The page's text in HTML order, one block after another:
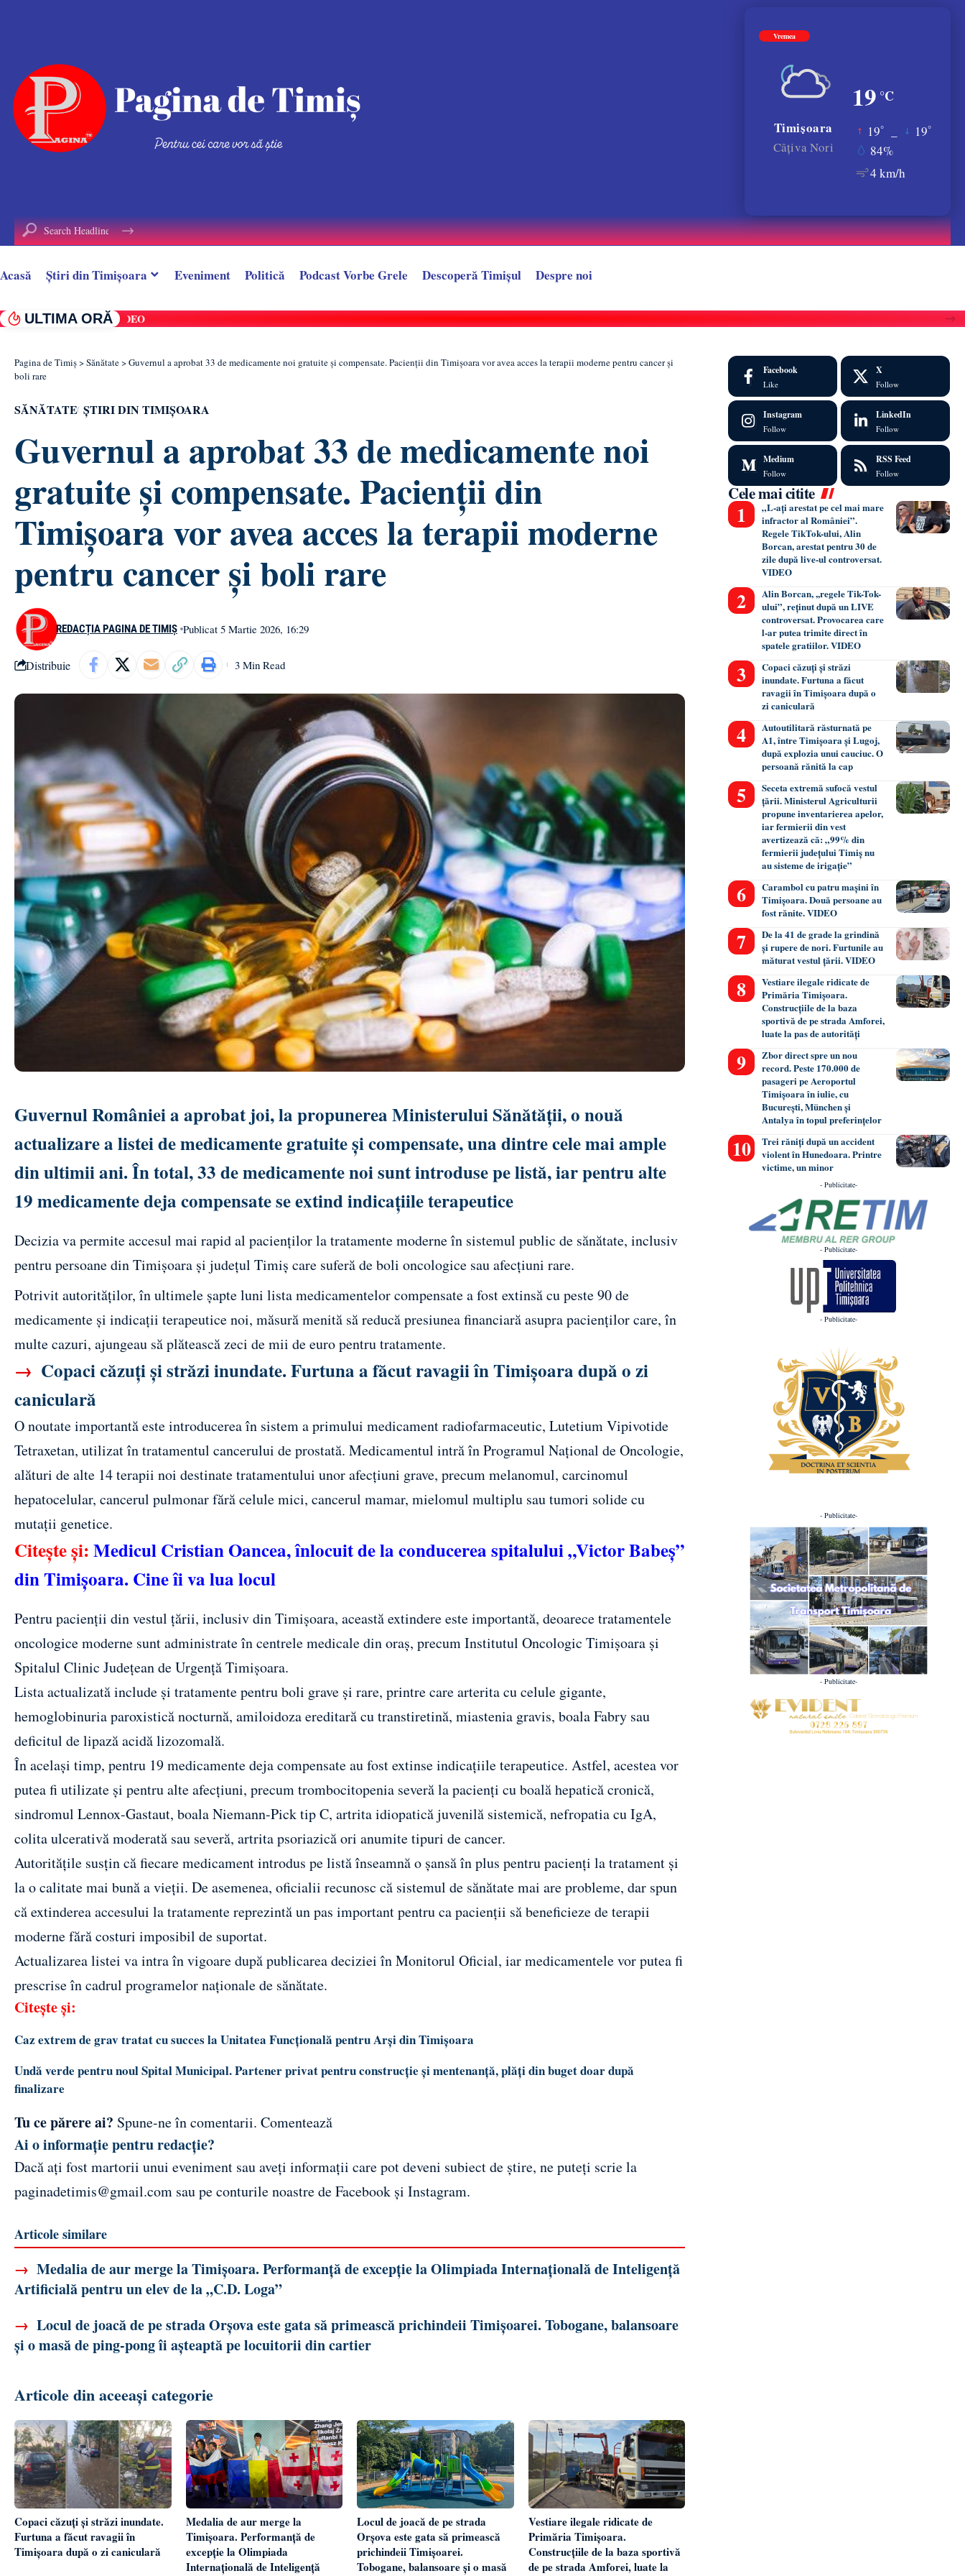
Vremea
19 °C
Timișoara
Câțiva Nori
19° 19°
84%
4 km/h
Acasă Știri din Timișoara Eveniment Politică Podcast Vorbe Grele Descoperă Timișul Despre noi
ULTIMA ORĂ Alin Borcan, ,,regele Tik-Tok-ului”, reținut după un LIVE controversat. Provocarea care l-ar putea trimite direct în spatele gratiilor. VIDEO
Pagina de Timiș>Sănătate>Guvernul a aprobat 33 de medicamente noi gratuite și compensate. Pacienții din Timișoara vor avea acces la terapii moderne pentru cancer și
boli rare
SĂNĂTATE ȘTIRI DIN TIMIȘOARA
Guvernul a aprobat 33 de medicamente noi
gratuite și compensate. Pacienții din
Timișoara vor avea acces la terapii moderne
pentru cancer și boli rare
REDACȚIA PAGINA DE TIMIȘ Publicat 5 Martie 2026, 16:29
Distribuie 3 Min Read
Guvernul României a aprobat joi, la propunerea Ministerului Sănătății, o nouă
actualizare a listei de medicamente gratuite și compensate, una dintre cele mai ample
din ultimii ani. În total, 33 de medicamente noi sunt introduse pe listă, iar pentru alte
19 medicamente deja compensate se extind indicațiile terapeutice
Decizia va permite accesul mai rapid al pacienților la tratamente moderne în sistemul public de sănătate, inclusiv
pentru persoane din Timișoara și județul Timiș care suferă de boli oncologice sau afecțiuni rare.
Potrivit autorităților, în ultimele șapte luni lista medicamentelor compensate a fost extinsă cu peste 90 de
medicamente și indicații terapeutice noi, măsură menită să reducă presiunea financiară asupra pacienților care, în
multe cazuri, ajungeau să plătească zeci de mii de euro pentru tratamente.
→ Copaci căzuți și străzi inundate. Furtuna a făcut ravagii în Timișoara după o zi
caniculară
O noutate importantă este introducerea în sistem a primului medicament radiofarmaceutic, Lutetium Vipivotide
Tetraxetan, utilizat în tratamentul cancerului de prostată. Medicamentul intră în Programul Național de Oncologie,
alături de alte 14 terapii noi destinate tratamentului unor afecțiuni grave, precum melanomul, carcinomul
hepatocelular, cancerul pulmonar fără celule mici, cancerul mamar, mielomul multiplu sau tumori solide cu
mutații genetice.
Citește și:Medicul Cristian Oancea, înlocuit de la conducerea spitalului „Victor Babeș”
din Timișoara. Cine îi va lua locul
Pentru pacienții din vestul țării, inclusiv din Timișoara, această extindere este importantă, deoarece tratamentele
oncologice moderne sunt administrate în centrele medicale din oraș, precum Institutul Oncologic Timișoara și
Spitalul Clinic Județean de Urgență Timișoara.
Lista actualizată include și tratamente pentru boli grave și rare, printre care arterita cu celule gigante,
hemoglobinuria paroxistică nocturnă, amiloidoza ereditară cu transtiretină, miastenia gravis, boala Fabry sau
deficitul de lipază acidă lizozomală.
În același timp, pentru 19 medicamente deja compensate au fost extinse indicațiile terapeutice. Astfel, acestea vor
putea fi utilizate și pentru alte afecțiuni, precum trombocitopenia severă la pacienți cu boală hepatică cronică,
sindromul Lennox-Gastaut, boala Niemann-Pick tip C, artrita idiopatică juvenilă sistemică, nefropatia cu IgA,
colita ulcerativă moderată sau severă, artrita psoriazică ori anumite tipuri de cancer.
Autoritățile susțin că fiecare medicament introdus pe listă înseamnă o șansă în plus pentru pacienți la tratament și
la o calitate mai bună a vieții. De asemenea, oficialii recunosc că sistemul de sănătate mai are probleme, dar spun
că extinderea accesului la tratamente reprezintă un pas important pentru ca pacienții să beneficieze de terapii
moderne fără costuri imposibil de suportat.
Actualizarea listei va intra în vigoare după publicarea deciziei în Monitorul Oficial, iar medicamentele vor putea fi
prescrise în cadrul programelor naționale de sănătate.
Citește și:
Caz extrem de grav tratat cu succes la Unitatea Funcțională pentru Arși din Timișoara
Undă verde pentru noul Spital Municipal. Partener privat pentru construcție și mentenanță, plăți din buget doar după
finalizare
Tu ce părere ai? Spune-ne în comentarii. Comentează
Ai o informație pentru redacție?
Dacă ați fost martorii unui eveniment sau aveți informații care pot deveni subiect de știre, ne puteți scrie la
paginadetimis@gmail.com sau pe conturile noastre deFacebook și Instagram.
Articole similare
→ Medalia de aur merge la Timișoara. Performanță de excepție la Olimpiada Internațională de Inteligență
Artificială pentru un elev de la „C.D. Loga”
→ Locul de joacă de pe strada Orșova este gata să primească prichindeii Timișoarei. Tobogane, balansoare
și o masă de ping-pong îi așteaptă pe locuitorii din cartier
Articole din aceeași categorie
Copaci căzuți și străzi inundate.
Furtuna a făcut ravagii în
Timișoara după o zi caniculară
Medalia de aur merge la
Timișoara. Performanță de
excepție la Olimpiada
Internațională de Inteligență
Locul de joacă de pe strada
Orșova este gata să primească
prichindeii Timișoarei.
Tobogane, balansoare și o masă
Vestiare ilegale ridicate de
Primăria Timișoara.
Construcțiile de la baza sportivă
de pe strada Amforei, luate la
Facebook
Like
X
Follow
Instagram
Follow
LinkedIn
Follow
Medium
Follow
RSS Feed
Follow
Cele mai citite
„L-ați arestat pe cel mai mare
infractor al României”.
Regele TikTok-ului, Alin
Borcan, arestat pentru 30 de
zile după live-ul controversat.
VIDEO
Alin Borcan, ,,regele Tik-Tok-
ului”, reținut după un LIVE
controversat. Provocarea care
l-ar putea trimite direct în
spatele gratiilor. VIDEO
Copaci căzuți și străzi
inundate. Furtuna a făcut
ravagii în Timișoara după o
zi caniculară
Autoutilitară răsturnată pe
A1, între Timișoara și Lugoj,
după explozia unui cauciuc. O
persoană rănită la cap
Seceta extremă sufocă vestul
țării. Ministerul Agriculturii
propune inventarierea apelor,
iar fermierii din vest
avertizează că: „99% din
fermierii județului Timiș nu
au sisteme de irigație”
Carambol cu patru mașini în
Timișoara. Două persoane au
fost rănite. VIDEO
De la 41 de grade la grindină
și rupere de nori. Furtunile au
măturat vestul țării. VIDEO
Vestiare ilegale ridicate de
Primăria Timișoara.
Construcțiile de la baza
sportivă de pe strada Amforei,
luate la pas de autorități
Zbor direct spre un nou
record. Peste 170.000 de
pasageri pe Aeroportul
Timișoara în iulie, cu
București, München și
Antalya în topul preferințelor
Trei răniți după un accident
violent în Hunedoara. Printre
victime, un minor
- Publicitate-
- Publicitate-
- Publicitate-
- Publicitate-
- Publicitate-